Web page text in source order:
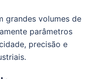
grandes volumes de
parâmetros
precisão e